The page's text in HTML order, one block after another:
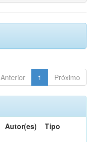
Anterior 1 Próximo
Autor(es) Tipo